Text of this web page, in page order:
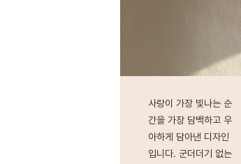
사랑이 가장 빛나는 순
간을 가장 담백하고 우
아하게 담아낸 디자인
입니다. 군더더기 없는